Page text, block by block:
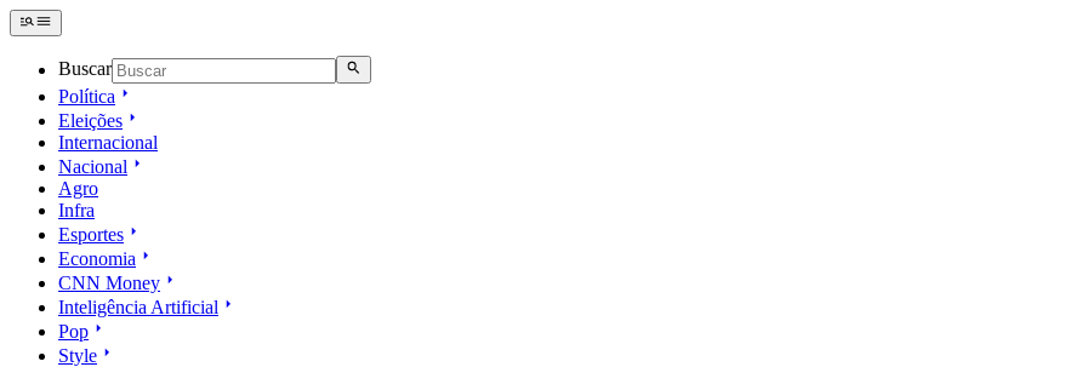
Buscar
Política
Eleições
Internacional
Nacional
Agro
Infra
Esportes
Economia
CNN Money
Inteligência Artificial
Pop
Style